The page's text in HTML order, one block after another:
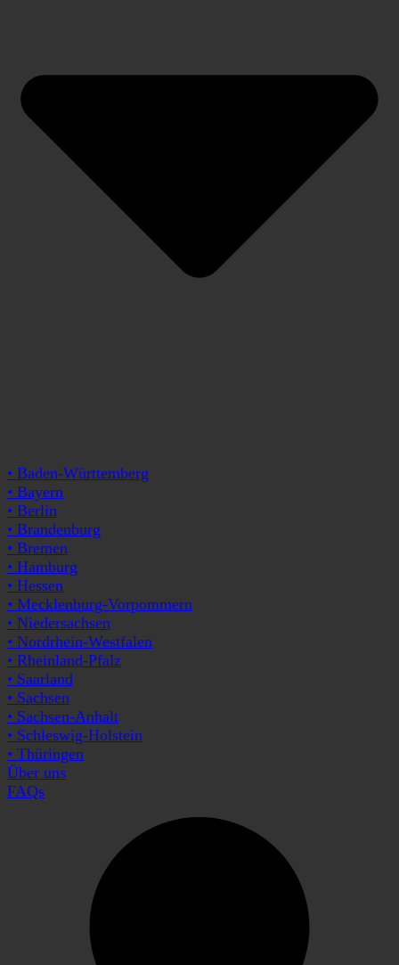
• Baden-Württemberg
• Bayern
• Berlin
• Brandenburg
• Bremen
• Hamburg
• Hessen
• Mecklenburg-Vorpommern
• Niedersachsen
• Nordrhein-Westfalen
• Rheinland-Pfalz
• Saarland
• Sachsen
• Sachsen-Anhalt
• Schleswig-Holstein
• Thüringen
Über uns
FAQs